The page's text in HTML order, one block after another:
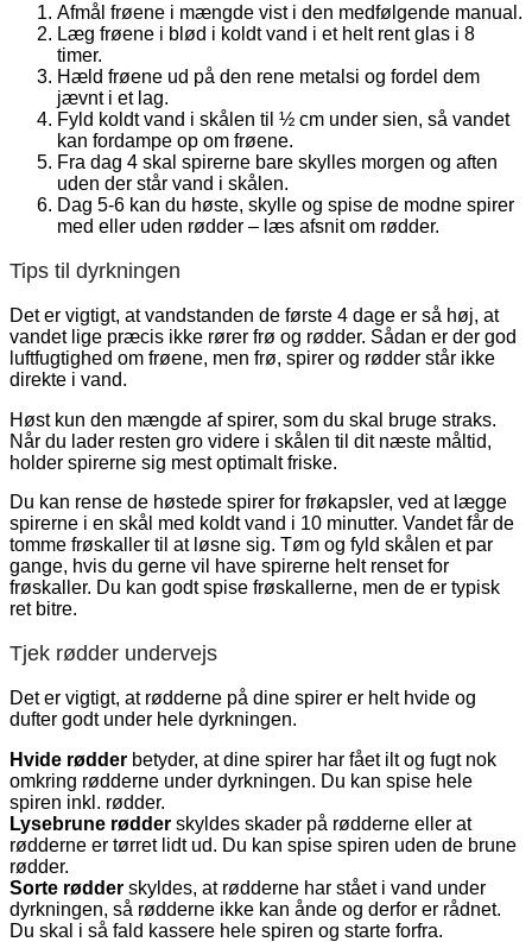
Afmål frøene i mængde vist i den medfølgende manual.
Læg frøene i blød i koldt vand i et helt rent glas i 8
timer.
Hæld frøene ud på den rene metalsi og fordel dem
jævnt i et lag.
Fyld koldt vand i skålen til ½ cm under sien, så vandet
kan fordampe op om frøene.
Fra dag 4 skal spirerne bare skylles morgen og aften
uden der står vand i skålen.
Dag 5-6 kan du høste, skylle og spise de modne spirer
med eller uden rødder – læs afsnit om rødder.
Tips til dyrkningen
Det er vigtigt, at vandstanden de første 4 dage er så høj, at
vandet lige præcis ikke rører frø og rødder. Sådan er der god
luftfugtighed om frøene, men frø, spirer og rødder står ikke
direkte i vand.
Høst kun den mængde af spirer, som du skal bruge straks.
Når du lader resten gro videre i skålen til dit næste måltid,
holder spirerne sig mest optimalt friske.
Du kan rense de høstede spirer for frøkapsler, ved at lægge
spirerne i en skål med koldt vand i 10 minutter. Vandet får de
tomme frøskaller til at løsne sig. Tøm og fyld skålen et par
gange, hvis du gerne vil have spirerne helt renset for
frøskaller. Du kan godt spise frøskallerne, men de er typisk
ret bitre.
Tjek rødder undervejs
Det er vigtigt, at rødderne på dine spirer er helt hvide og
dufter godt under hele dyrkningen.
Hvide rødder betyder, at dine spirer har fået ilt og fugt nok
omkring rødderne under dyrkningen. Du kan spise hele
spiren inkl. rødder.
Lysebrune rødder skyldes skader på rødderne eller at
rødderne er tørret lidt ud. Du kan spise spiren uden de brune
rødder.
Sorte rødder skyldes, at rødderne har stået i vand under
dyrkningen, så rødderne ikke kan ånde og derfor er rådnet.
Du skal i så fald kassere hele spiren og starte forfra.